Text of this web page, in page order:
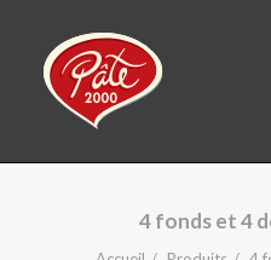
ACCUEIL
4 fonds et 4